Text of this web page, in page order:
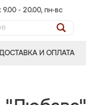
9.00 - 20.00, пн-вс
И ОПЛАТА